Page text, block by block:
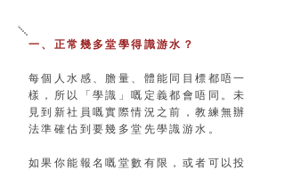
一、正常幾多堂學得識游水？
每個人水感、膽量、體能同目標都唔一
樣，所以「學識」嘅定義都會唔同。未
見到新社員嘅實際情況之前，教練無辦
法準確估到要幾多堂先學識游水。
如果你能報名嘅堂數有限，或者可以投